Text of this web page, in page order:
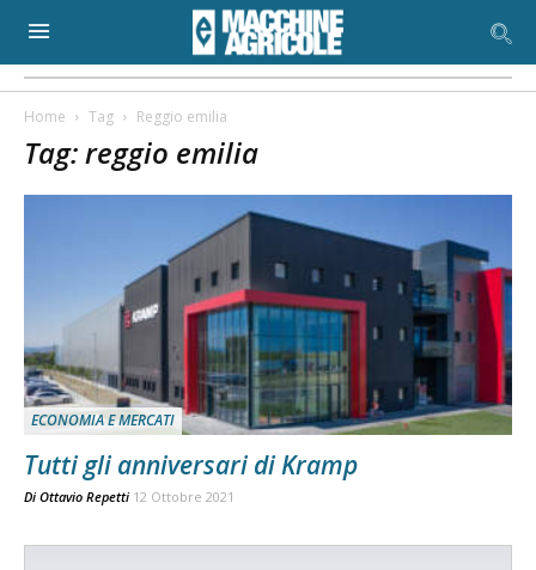
Home Tag Reggio emilia
Tag: reggio emilia
ECONOMIA E MERCATI
Tutti gli anniversari di Kramp
Di Ottavio Repetti 12 Ottobre 2021